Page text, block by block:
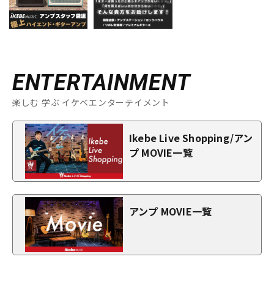
ENTERTAINMENT
楽しむ 学ぶ イケベエンターテイメント
Ikebe Live Shopping/アン
プ MOVIE一覧
アンプ MOVIE一覧